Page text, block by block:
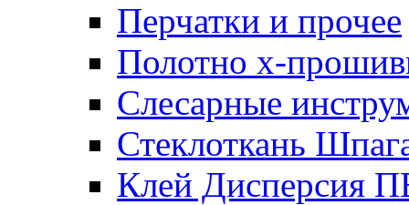
Перчатки и прочее
Полотно х-
Слесарные
Стеклоткань
Клей Дисперсия